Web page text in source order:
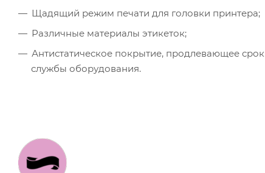
Щадящий режим печати для головки принтера;
Различные материалы этикеток;
Антистатическое покрытие, продлевающее срок
службы оборудования.